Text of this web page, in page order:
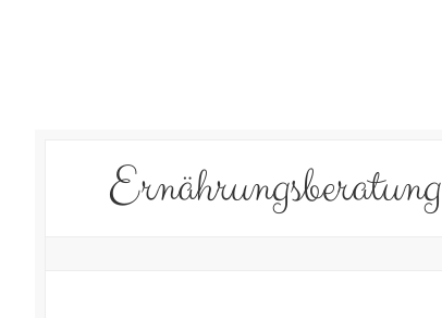
Ernährungsberatung